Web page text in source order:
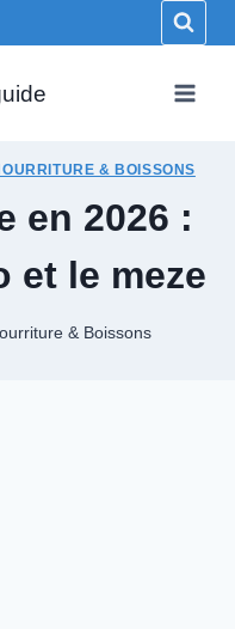
& BOISSONS
en 2026 :
et le meze
& Boissons